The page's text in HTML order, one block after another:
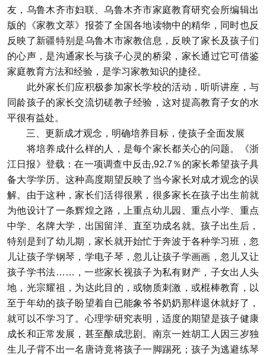
友，乌鲁木齐市妇联、乌鲁木齐市家庭教育研究会所编辑出
版的《家教文萃》报荟了全国各地读物中的精华，同时也反
反映了新疆特别是乌鲁木市家教信息，反映了家长及孩子们
的心声，是沟通家长与孩子心灵的桥梁，家长通过它可借鉴
家庭教育方法和经验，是学习家教知识的捷径。
此外家长们应积极参加家长学校的活动，听听讲座，与
同龄孩子的家长交流切磋教子经验，这对提高教育子女的水
平很有益处。
三、更新成才观念，明确培养目标，使孩子全面发展
将培养成什么样的人，是每个家长都关心的问题。《浙
江日报》登载：在一项调查中反击,92.7％的家长希望孩子具
备大学学历。这种高度期望反映了当今家长对成才观念的误
解。由于这种，家长们活得很累，很多家长在孩子出生前就
为他设计了一条辉煌之路，上重点幼儿园、重点小学、重点
中学、名牌大学，出国留洋、直至功成名就。孩子出生后，
特别是到了幼儿期，家长就开始忙于奔波于各种学习班，忽
儿让孩子学钢琴，学电子琴，忽儿让孩子学画画，忽儿又让
孩子学书法……，一些家长视孩子为私有财产，子女出人头
地，光宗耀祖，为达此目的，或物质刺激，或棍棒教育，以
至于年幼的孩子盼望着自已能象爷爷奶奶那样退休就好了，
就可以不学习了。心理学研究表明，适度的期望是孩子健康
成长和正常发展，甚至酿成悲剧。南京一姓胡工人因三岁独
生儿子背不出一名唐诗竟将孩子一脚踢死；孩子为逃避练琴